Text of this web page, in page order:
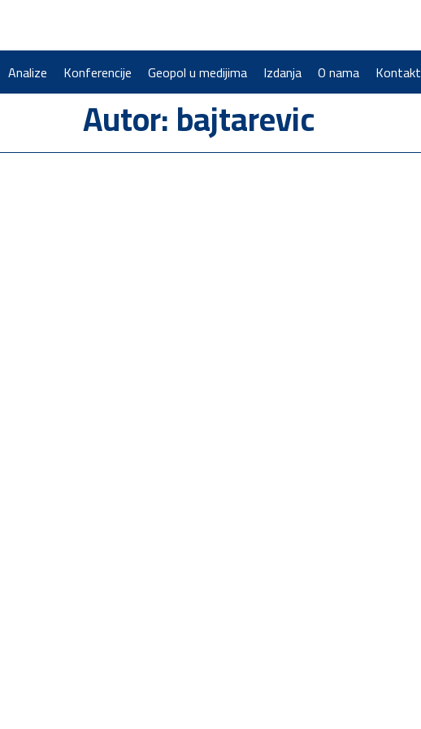
Analize Konferencije Geopol u medijima Izdanja O nama Kontakt
Autor:bajtarevic